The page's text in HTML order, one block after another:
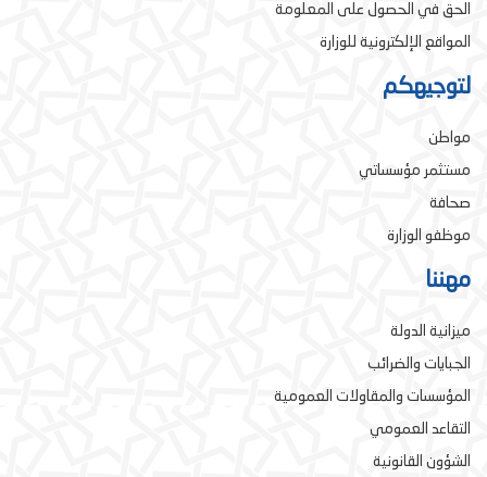
الحق في الحصول على المعلومة
المواقع الإلكترونية للوزارة
لتوجيهكم
مواطن
مستثمر مؤسساتي
صحافة
موظفو الوزارة
مهننا
ميزانية الدولة
الجبايات والضرائب
المؤسسات والمقاولات العمومية
التقاعد العمومي
الشؤون القانونية